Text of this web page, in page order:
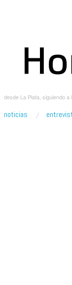
desde La Plata, siguiendo
noticias